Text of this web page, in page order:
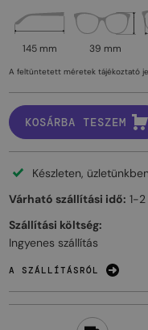
145 mm 39 mm
A feltüntetett méretek tájékoztató
KOSÁRBA TESZEM
Készleten,
Várható szállítási idő: 1-
Szállítási költség:
Ingyenes szállítás
A SZÁLLÍTÁSRÓL